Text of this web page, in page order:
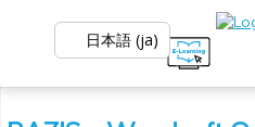
日本語 (ja)